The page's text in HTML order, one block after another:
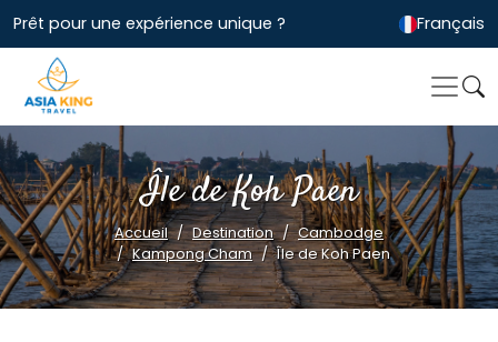
Prêt pour une expérience unique ? Français
Île de Koh Paen
Accueil Destination
Cambodge
Kampong Cham
Île de Koh Paen